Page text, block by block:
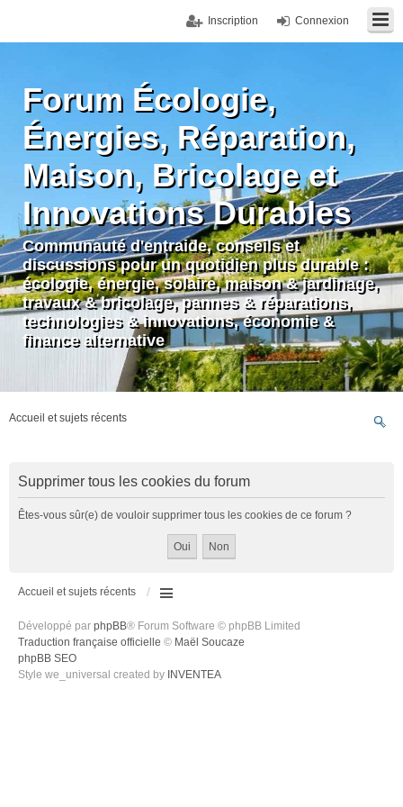
Connexion
Inscription
Forum Écologie,
Énergies, Réparation,
Maison, Bricolage et
Innovations Durables
Communauté d'entraide, conseils et
discussions pour un quotidien plus durable :
écologie, énergie, solaire, maison & jardinage,
travaux & bricolage, pannes & réparations,
technologies & innovations, économie &
finance alternative
Accueil et sujets récents
Supprimer tous les cookies du forum
Êtes-vous sûr(e) de vouloir supprimer tous les cookies de ce forum ?
Accueil et sujets récents
Développé par phpBB® Forum Software © phpBB Limited
Traduction française officielle © Maël Soucaze
phpBB SEO
Style we_universal created by INVENTEA